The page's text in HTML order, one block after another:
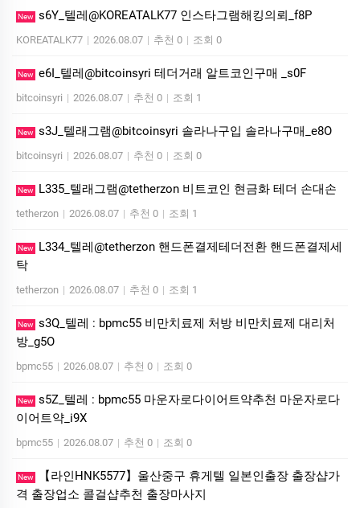
New s6Y_텔레@KOREATALK77 인스타그램해킹의뢰_f8P
KOREATALK77 | 2026.08.07 | 추천 0 | 조회 0
New e6I_텔레@bitcoinsyri 테더거래 알트코인구매 _s0F
bitcoinsyri | 2026.08.07 | 추천 0 | 조회 1
New s3J_텔래그램@bitcoinsyri 솔라나구입 솔라나구매_e8O
bitcoinsyri | 2026.08.07 | 추천 0 | 조회 0
New L335_텔래그램@tetherzon 비트코인 현금화 테더 손대손
tetherzon | 2026.08.07 | 추천 0 | 조회 1
New
L334_텔레@tetherzon 핸드폰결제테더전환 핸드폰결제세
탁
tetherzon | 2026.08.07 | 추천 0 | 조회 1
New s3Q_텔레 : bpmc55 비만치료제 처방 비만치료제 대리처
방_g5O
bpmc55 | 2026.08.07 | 추천 0 | 조회 0
New s5Z_텔레 : bpmc55 마운자로다이어트약추천 마운자로다
이어트약_i9X
bpmc55 | 2026.08.07 | 추천 0 | 조회 0
New
【라인HNK5577】울산중구 휴게텔 일본인출장 출장샵가
격 출장업소 콜걸샵추천 출장마사지